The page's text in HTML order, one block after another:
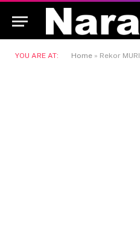
YOU ARE AT: Home » Rekor MURI